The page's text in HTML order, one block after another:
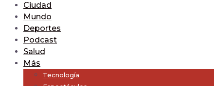
Ciudad
Mundo
Deportes
Podcast
Salud
Más
Tecnología